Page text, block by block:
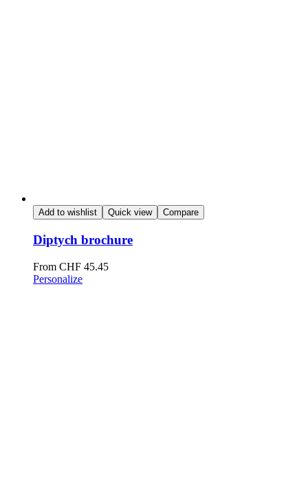
Add to wishlist Quick view Compare
Diptych brochure
From CHF 45.45
Personalize